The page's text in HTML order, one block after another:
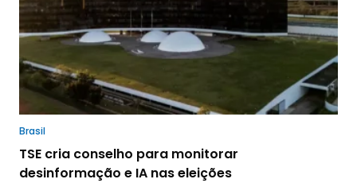
Brasil
TSE cria conselho para monitorar
desinformação e IA nas eleições